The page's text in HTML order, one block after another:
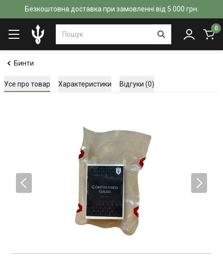
Безкоштовна доставка при замовленні від 5 000 грн.
0
Бинти
Усе про товар Характеристики Відгуки (0)